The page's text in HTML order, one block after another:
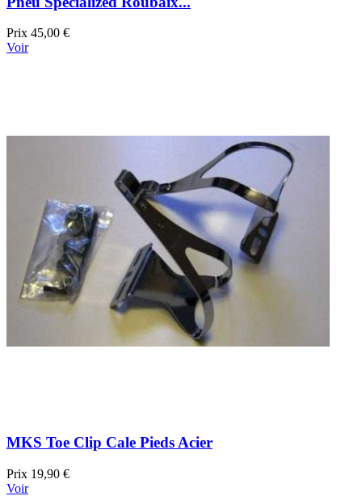
Prix 45,00 €
Voir
MKS Toe Clip Cale Pieds Acier
Prix 19,90 €
Voir